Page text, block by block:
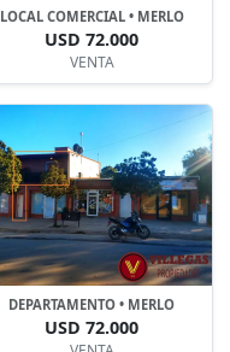
LOCAL COMERCIAL • MERLO
USD 72.000
VENTA
DEPARTAMENTO • MERLO
USD 72.000